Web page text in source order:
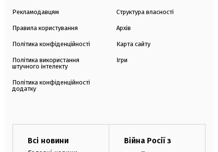
Рекламодавцям
Правила користування
Політика конфіденційності
Політика використання
штучного інтелекту
Політика конфіденційності
додатку
Структура власності
Архів
Карта сайту
Ігри
Всі новини
Війна Росії з